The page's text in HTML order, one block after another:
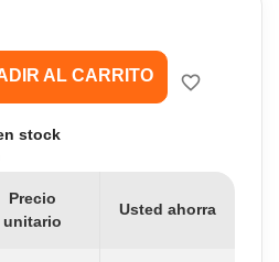
AL CARRITO favorite_border
stock
Precio
unitario
Usted ahorra